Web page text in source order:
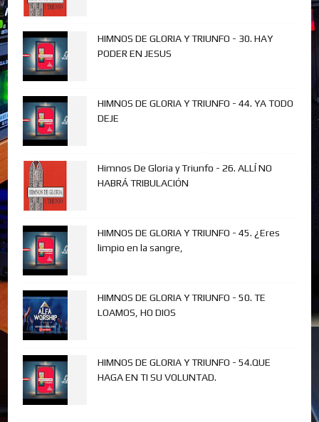
HIMNOS DE GLORIA Y TRIUNFO - 30. HAY
PODER EN JESUS
HIMNOS DE GLORIA Y TRIUNFO - 44. YA TODO
DEJE
Himnos De Gloria y Triunfo - 26. ALLÍ NO
HABRÁ TRIBULACIÓN
HIMNOS DE GLORIA Y TRIUNFO - 45. ¿Eres
limpio en la sangre,
HIMNOS DE GLORIA Y TRIUNFO - 50. TE
LOAMOS, HO DIOS
HIMNOS DE GLORIA Y TRIUNFO - 54.QUE
HAGA EN TI SU VOLUNTAD.